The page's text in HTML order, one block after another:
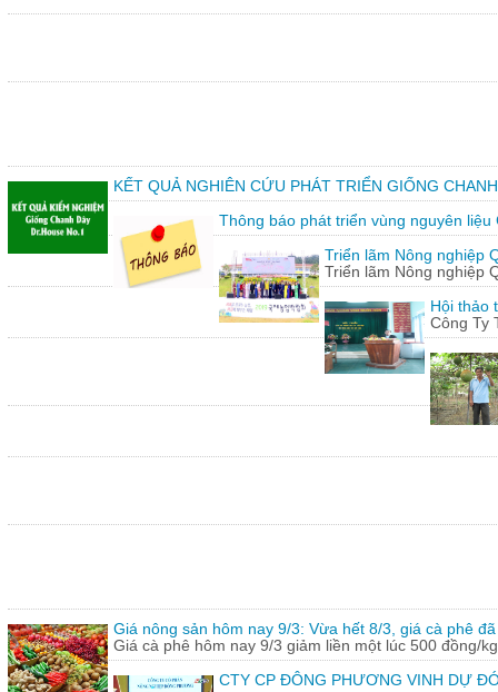
KẾT QUẢ NGHIÊN CỨU PHÁT TRIỂN GIỐNG
Thông báo phát triển vùng nguyên liệu
Triển lãm Nông nghiệp
Triển lãm Nông nghiệp
Hội thảo
Công Ty
Giá nông sản hôm nay 9/3: Vừa hết 8/3, giá cà phê
Giá cà phê hôm nay 9/3 giảm liền một lúc 500 đồng/
CTY CP ĐÔNG PHƯƠNG VINH DỰ